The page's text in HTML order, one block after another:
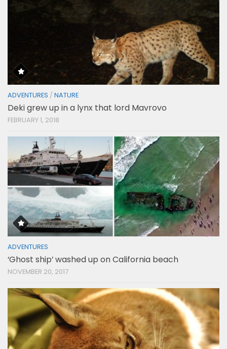
ADVENTURES / NATURE
Deki grew up in a lynx that lord Mavrovo
FEBRUARY 1, 2018
ADVENTURES
‘Ghost ship’ washed up on California beach
NOVEMBER 20, 2017